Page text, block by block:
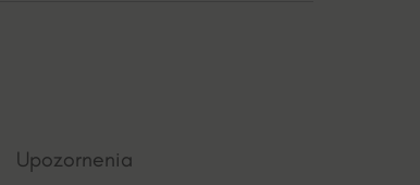
Upozornenia